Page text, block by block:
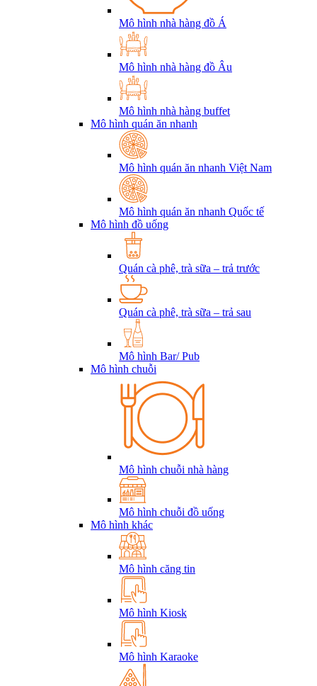
Mô hình nhà hàng đồ Á
Mô hình nhà hàng đồ Âu
Mô hình nhà hàng buffet
Mô hình quán ăn nhanh
Mô hình quán ăn nhanh Việt Nam
Mô hình quán ăn nhanh Quốc tế
Mô hình đồ uống
Quán cà phê, trà sữa – trả trước
Quán cà phê, trà sữa – trả sau
Mô hình Bar/ Pub
Mô hình chuỗi
Mô hình chuỗi nhà hàng
Mô hình chuỗi đồ uống
Mô hình khác
Mô hình căng tin
Mô hình Kiosk
Mô hình Karaoke